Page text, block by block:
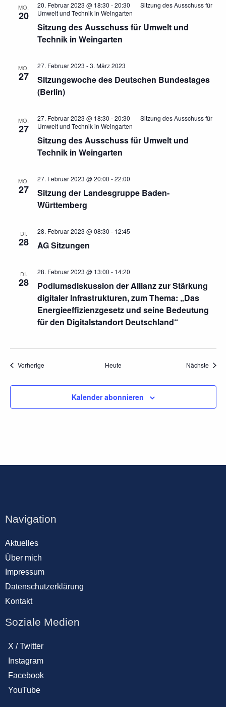
MO.
20
20. Februar 2023 @ 18:30 -20:30
Sitzung des Ausschuss für
Umwelt und Technik in Weingarten
Sitzung des Ausschuss für Umwelt und
Technik in Weingarten
MO.
27
27. Februar 2023 -3. März 2023
Sitzungswoche des Deutschen Bundestages
(Berlin)
MO.
27
27. Februar 2023 @ 18:30 -20:30
Sitzung des Ausschuss für
Umwelt und Technik in Weingarten
Sitzung des Ausschuss für Umwelt und
Technik in Weingarten
MO.
27
27. Februar 2023 @ 20:00 -22:00
Sitzung der Landesgruppe Baden-
Württemberg
DI.
28
28. Februar 2023 @ 08:30 - 12:45
AG Sitzungen
DI.
28
28. Februar 2023 @ 13:00 - 14:20
Podiumsdiskussion der Allianz zur Stärkung
digitaler Infrastrukturen, zum Thema: „Das
Energieeffizienzgesetz und seine Bedeutung
für den Digitalstandort Deutschland“
VorherigeVeranstaltungen Heute Nächste
Kalender abonnieren
Navigation
Aktuelles
Über mich
Impressum
Datenschutzerklärung
Kontakt
Soziale Medien
X / Twitter
Instagram
Facebook
YouTube